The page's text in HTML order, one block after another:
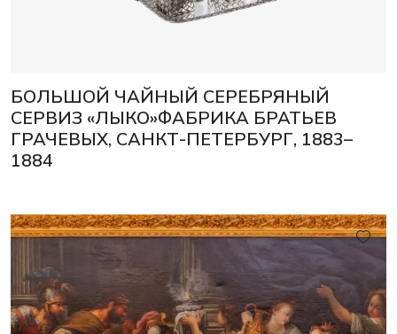
БОЛЬШОЙ ЧАЙНЫЙ СЕРЕБРЯНЫЙ
СЕРВИЗ «ЛЫКО»ФАБРИКА БРАТЬЕВ
ГРАЧЕВЫХ, САНКТ-ПЕТЕРБУРГ, 1883–
1884